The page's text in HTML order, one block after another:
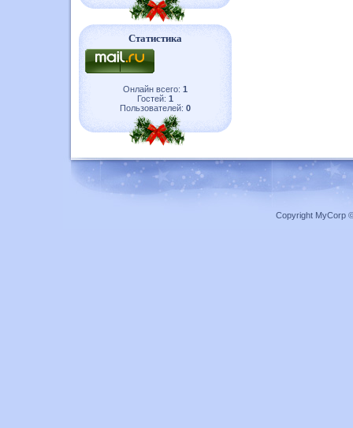
Статистика
Онлайн всего: 1
Гостей: 1
Пользователей: 0
Copyright MyCorp